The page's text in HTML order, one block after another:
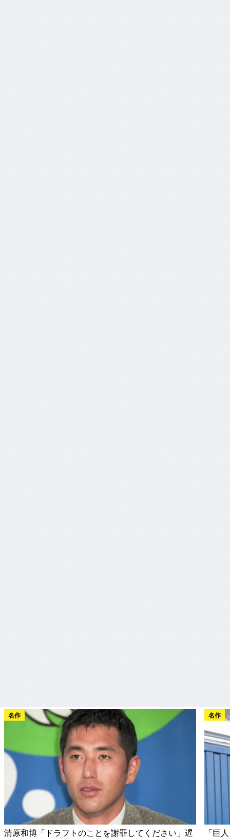
名作
清原和博「ドラフトのことを謝罪してください」遅
名作
「巨